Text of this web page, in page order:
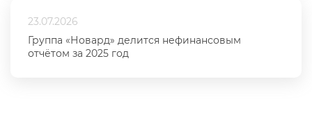
23.07.2026
Группа «Новард» делится нефинансовым
отчётом за 2025 год